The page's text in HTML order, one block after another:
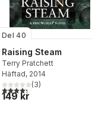
röster:
Del 40
Raising Steam
Terry Pratchett
Häftad, 2014
4,3utav 5 stjärnor. Totalt
(3)
149 kr